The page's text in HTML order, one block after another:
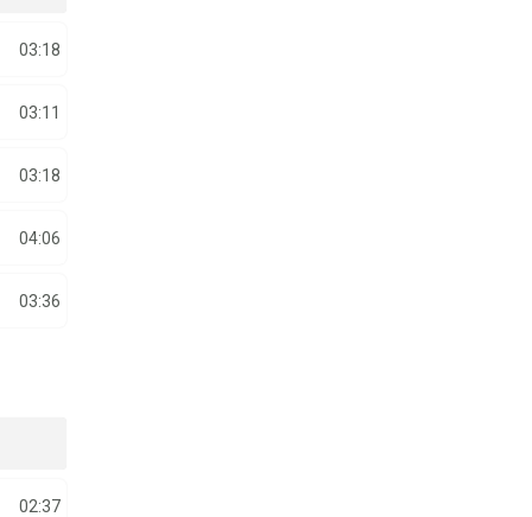
03:18
03:11
03:18
04:06
03:36
02:37